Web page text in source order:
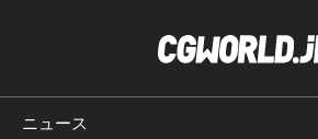
ニュース